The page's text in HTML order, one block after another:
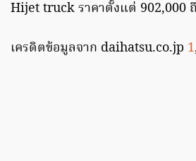
Hijet truck ราคาตั้งแต่ 902,000
เครดิตข้อมูลจาก daihatsu.co.jp 1